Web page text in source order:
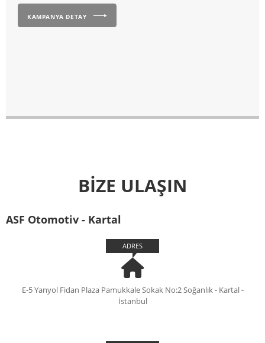
KAMPANYA DETAY
BİZE ULAŞIN
ASF Otomotiv - Kartal
ADRES
E-5 Yanyol Fidan Plaza Pamukkale Sokak No:2 Soğanlık - Kartal -
İstanbul